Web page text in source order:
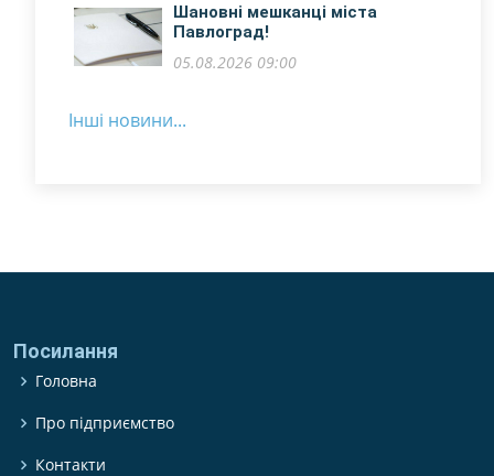
​Шановні мешканці міста
Павлоград!
05.08.2026 09:00
Інші новини...
Посилання
Головна
Про підприємство
Контакти